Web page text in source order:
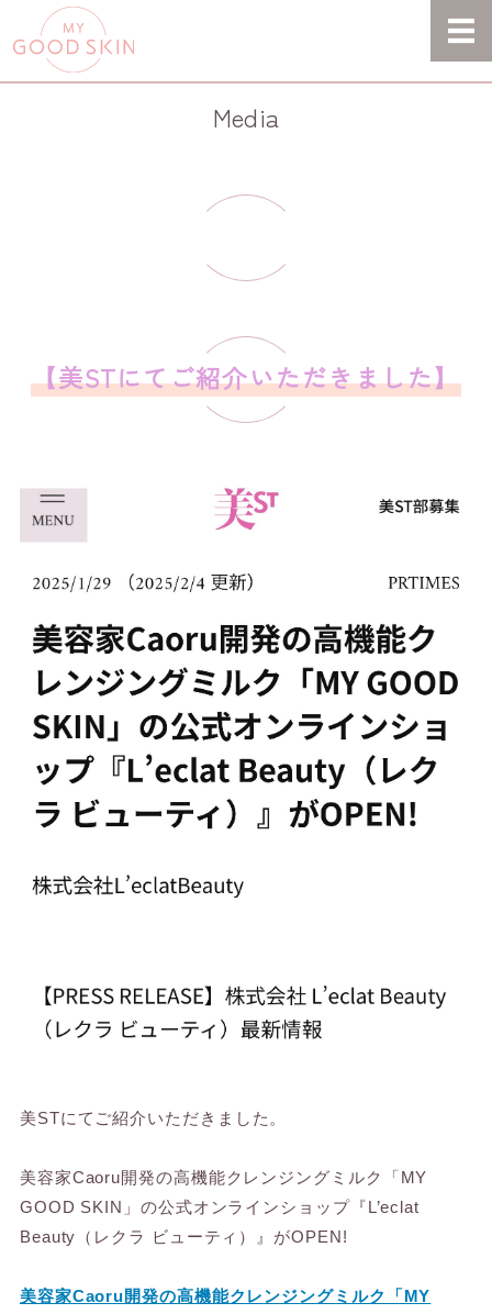
MY GOOD SKIN - マイグ
Media
【美STにてご紹介いただきました】
美STにてご紹介いただきました。
美容家Caoru開発の高機能クレンジングミルク「MY
GOOD SKIN」の公式オンラインショップ『L’eclat
Beauty（レクラ ビューティ）』がOPEN!
美容家Caoru開発の高機能クレンジングミルク「MY